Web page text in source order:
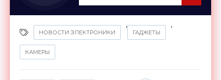
НОВОСТИ ЭЛЕКТРОНИКИ
,
ГАДЖЕТЫ
,
КАМЕРЫ